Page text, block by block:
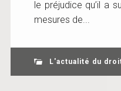
le préjudice qu’il a
mesures de...
L'actualité du